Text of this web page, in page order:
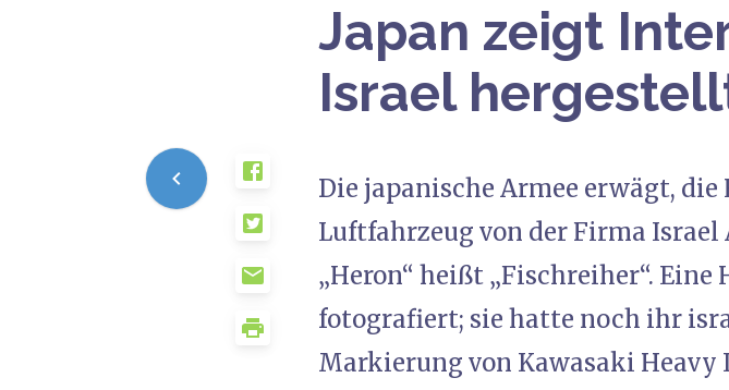
Japan zeigt
Israel
Die japanische Armee erwägt,
Luftfahrzeug von der Firma Israel
„Heron“ heißt „Fischreiher“.
fotografiert; sie hatte noch ihr
Markierung von Kawasaki